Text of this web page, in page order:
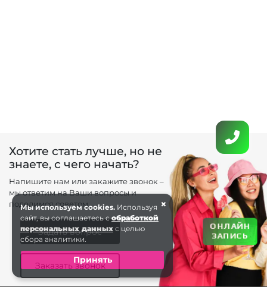
Хотите стать лучше, но не
знаете, с чего начать?
Напишите нам или закажите звонок –
мы ответим на Ваши вопросы и
поделимся советом.
Задать вопрос
Заказать звонок
×
Мы используем cookies. Используя
сайт, вы соглашаетесь собработкой
персональных данных с целью
сбора аналитики.
Принять
ОНЛАЙН
ЗАПИСЬ